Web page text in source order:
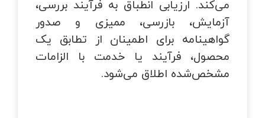
می‌کند. ارزیابی انطباق به فرآیند بررسی،
آزمایش، بازرسی، ممیزی و صدور
گواهینامه برای اطمینان از تطابق یک
محصول، فرآیند یا خدمت با الزامات
مشخص‌شده اطلاق می‌شود.